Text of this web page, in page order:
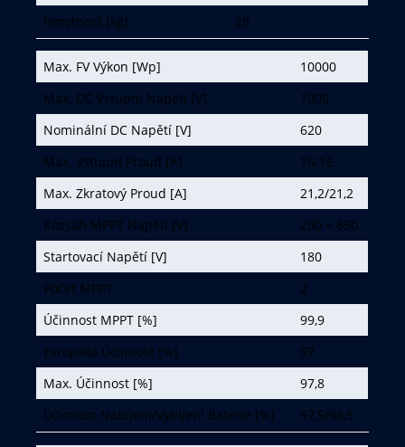
Hmotnost [kg]
28
Max. FV Výkon [Wp]
10000
Max. DC Vstupní Napětí [V]
1000
Nominální DC Napětí [V]
620
Max. Vstupní Proud [A]
16/16
Max. Zkratový Proud [A]
21,2/21,2
Rozsah MPPT Napětí [V]
200 ~ 850
Startovací Napětí [V]
180
Počet MPPT
2
Účinnost MPPT [%]
99,9
Evropská Účinnost [%]
97
Max. Účinnost [%]
97,8
Účinnost Nabíjení/Vybíjení Baterie [%]
97,5/96,5